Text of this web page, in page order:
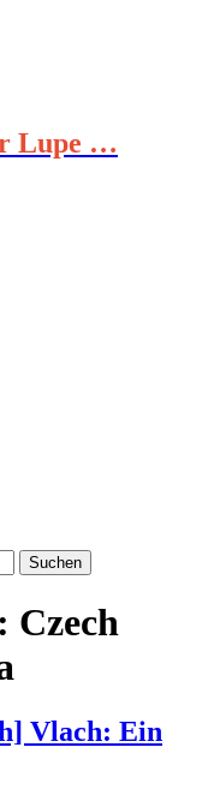
Lupe …
Czech
Vlach: Ein